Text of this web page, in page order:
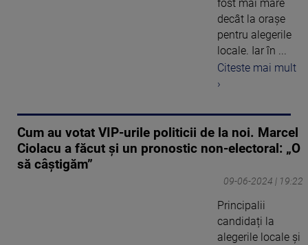
fost mai mare
decât la orașe
pentru alegerile
locale. Iar în ...
Citeste mai mult
›
Cum au votat VIP-urile politicii de la noi. Marcel
Ciolacu a făcut și un pronostic non-electoral: „O
să câştigăm”
09-06-2024 | 19:22
Principalii
candidați la
alegerile locale și